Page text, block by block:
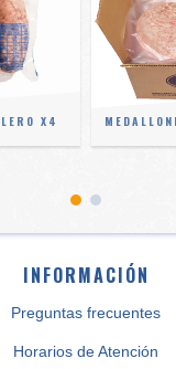
X4
INFORMACIÓN
Preguntas frecuentes
Horarios de Atención